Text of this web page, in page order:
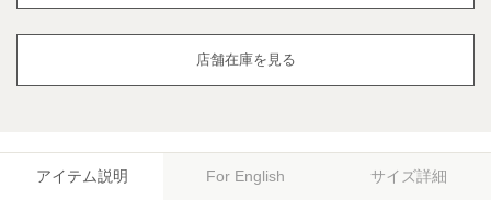
店舗在庫を見る
アイテム説明 For English サイズ詳細